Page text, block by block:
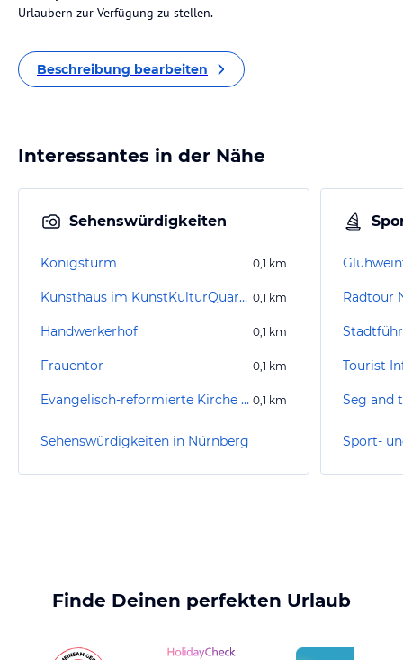
Urlaubern zur Verfügung zu stellen.
Beschreibung bearbeiten
Interessantes in der Nähe
Sehenswürdigkeiten
Königsturm 0,1 km
Kunsthaus im KunstKulturQuartier 0,1 km
Handwerkerhof 0,1 km
Frauentor 0,1 km
Evangelisch-reformierte Kirche St. Martha 0,1 km
Sehenswürdigkeiten in Nürnberg
Radtour
Tourist
Seg and
Finde Deinen perfekten Urlaub